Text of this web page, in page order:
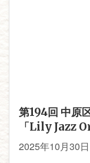
第194回 中原
「Lily Jazz
2025年10月30日